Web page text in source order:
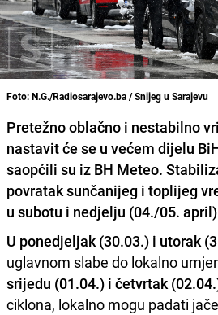
Foto: N.G./Radiosarajevo.ba / Snijeg u Sarajevu
Pretežno oblačno i nestabilno
nastavit će se u većem dijelu
saopćili su iz BH Meteo.
povratak sunčanijeg i toplijeg
u subotu i nedjelju (04./05.
U ponedjeljak (30.03.) i utorak
uglavnom slabe do lokalno
srijedu (01.04.) i četvrtak
ciklona, lokalno mogu padati